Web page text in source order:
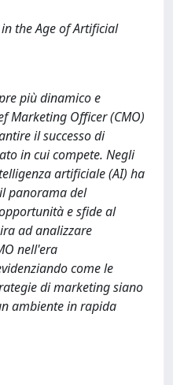
the Age of Artificial
più dinamico e
Marketing Officer (CMO)
il successo di
in cui compete. Negli
artificiale (AI) ha
panorama del
e sfide al
ad analizzare
nell'era
come le
di marketing siano
ambiente in rapida